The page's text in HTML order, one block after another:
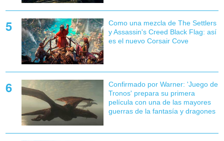
Como una mezcla de The Settlers
y Assassin's Creed Black Flag: así
es el nuevo Corsair Cove
Confirmado por Warner: 'Juego de
Tronos' prepara su primera
película con una de las mayores
guerras de la fantasía y dragones